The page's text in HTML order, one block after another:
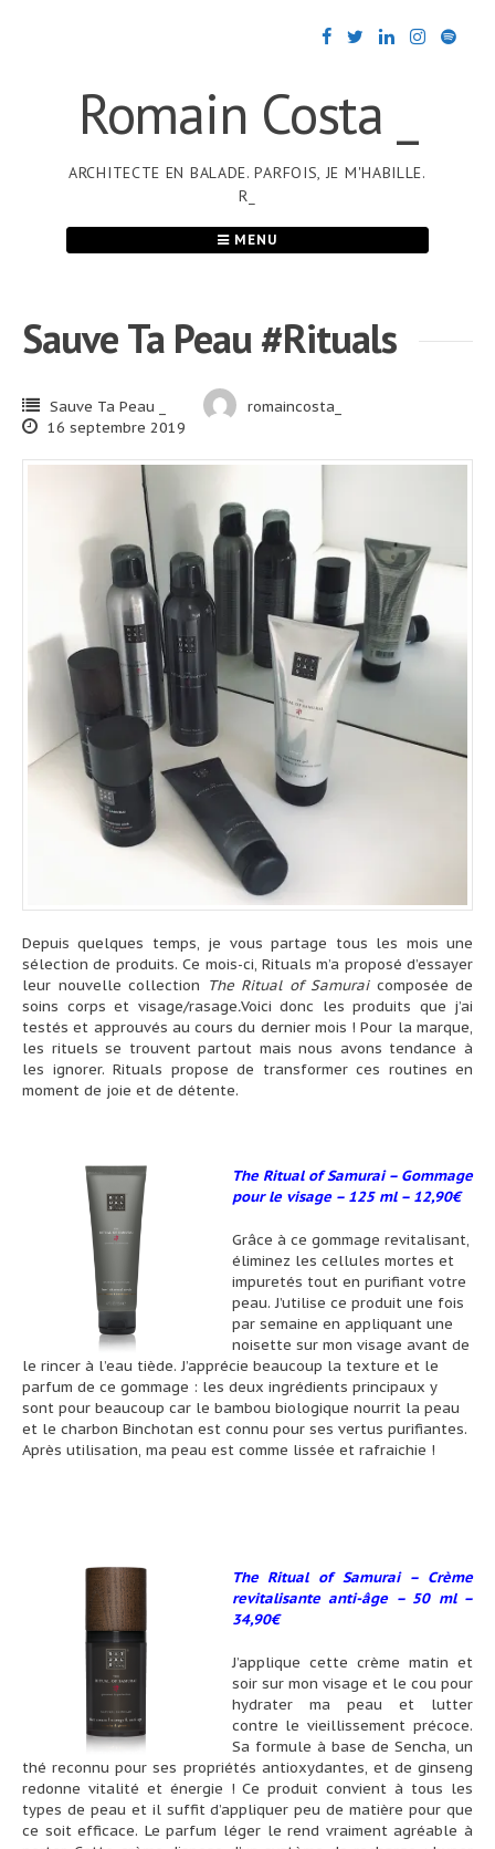
Romain Costa _
ARCHITECTE EN BALADE. PARFOIS, JE M'HABILLE.
R_
MENU
Sauve Ta Peau #Rituals
Sauve Ta Peau _
romaincosta_
16 septembre 2019
Depuis quelques temps, je vous partage tous les mois une
sélection de produits. Ce mois-ci, Rituals m’a proposé d’essayer
leur nouvelle collection The Ritual of Samuraicomposée de
soins corps et visage/rasage.Voici donc les produits que j’ai
testés et approuvés au cours du dernier mois ! Pour la marque,
les rituels se trouvent partout mais nous avons tendance à
les ignorer. Rituals propose de transformer ces routines en
moment de joie et de détente.
The Ritual of Samurai – Gommage
pour le visage – 125 ml – 12,90€
Grâce à ce gommage revitalisant,
éliminez les cellules mortes et
impuretés tout en purifiant votre
peau. J’utilise ce produit une fois
par semaine en appliquant une
noisette sur mon visage avant de
le rincer à l’eau tiède. J’apprécie beaucoup la texture et le
parfum de ce gommage : les deux ingrédients principaux y
sont pour beaucoup car le bambou biologique nourrit la peau
et le charbon Binchotan est connu pour ses vertus purifiantes.
Après utilisation, ma peau est comme lissée et rafraichie !
The Ritual of Samurai – Crème
revitalisante anti-âge – 50 ml –
34,90€
J’applique cette crème matin et
soir sur mon visage et le cou pour
hydrater ma peau et lutter
contre le vieillissement précoce.
Sa formule à base de Sencha, un
thé reconnu pour ses propriétés antioxydantes, et de ginseng
redonne vitalité et énergie ! Ce produit convient à tous les
types de peau et il suffit d’appliquer peu de matière pour que
ce soit efficace. Le parfum léger le rend vraiment agréable à